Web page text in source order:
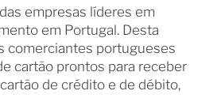
empresas líderes em
em Portugal. Desta
comerciantes portugueses
cartão prontos para receber
de crédito e de débito,